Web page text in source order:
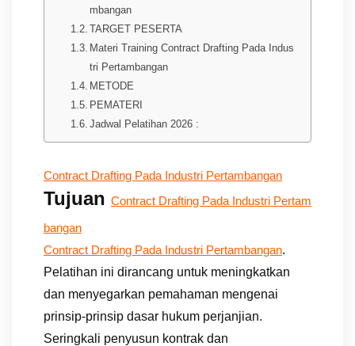
mbangan
TARGET PESERTA
Materi Training Contract Drafting Pada Indus
tri Pertambangan
METODE
PEMATERI
Jadwal Pelatihan 2026 :
Contract Drafting Pada Industri Pertambangan
Tujuan Contract Drafting Pada Industri Pertam
bangan
Contract Drafting Pada Industri Pertambangan.
Pelatihan ini dirancang untuk meningkatkan
dan menyegarkan pemahaman mengenai
prinsip-prinsip dasar hukum perjanjian.
Seringkali penyusun kontrak dan